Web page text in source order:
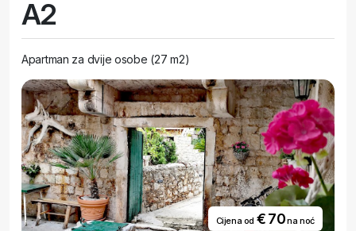
A2
Apartman za dvije osobe (27 m2)
Cijena od € 70na noć